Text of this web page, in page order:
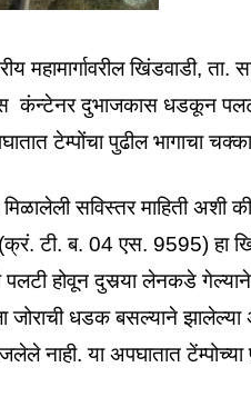
महामार्गावरील खिंडवाडी, ता.
कंन्टेनर दुभाजकास धडकून
टेम्पोंचा पुढील भागाचा
सविस्तर माहिती अशी
टी. ब. 04 एस. 9595) हा
होवून दुसर्‍या लेनकडे
जोराची धडक बसल्याने
नाही. या अपघातात